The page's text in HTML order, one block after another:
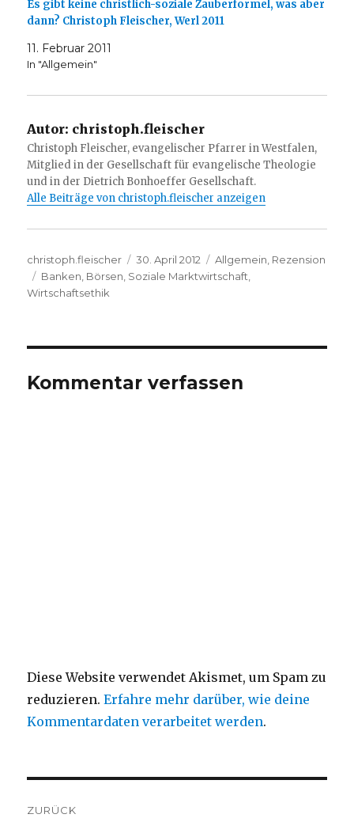
Es gibt keine christlich-soziale Zauberformel, was aber
dann? Christoph Fleischer, Werl 2011
11. Februar 2011
In "Allgemein"
Autor: christoph.fleischer
Christoph Fleischer, evangelischer Pfarrer in Westfalen,
Mitglied in der Gesellschaft für evangelische Theologie
und in der Dietrich Bonhoeffer Gesellschaft.
Alle Beiträge von christoph.fleischer anzeigen
Autor
christoph.fleischer
Veröffentlicht
am
30. April 2012 Kategorien
Allgemein Rezension
Schlagwörter
Banken Börsen Soziale Marktwirtschaft
Wirtschaftsethik
Kommentar verfassen
Diese Website verwendet Akismet, um Spam zu
reduzieren.Erfahre mehr darüber, wie deine
Kommentardaten verarbeitet werden.
ZURÜCK